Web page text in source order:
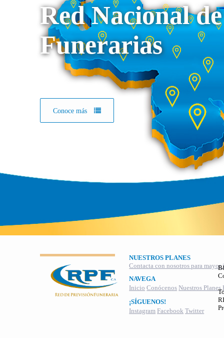
Red Nacional de
Funerarias
Conoce más
NUESTROS PLANES
Contacta con nosotros para
NAVEGA
Inicio Conócenos Nuestros Planes
¡SÍGUENOS!
Instagram Facebook Twitter